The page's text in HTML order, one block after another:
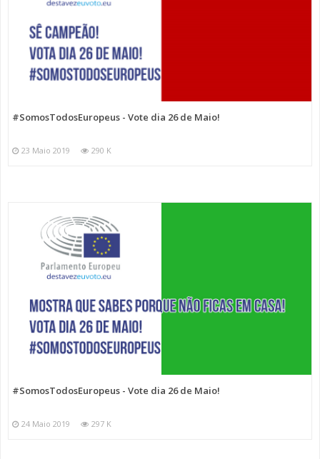
#SomosTodosEuropeus - Vote dia 26 de Maio!
23 Maio 2019 290 K
#SomosTodosEuropeus - Vote dia 26 de Maio!
24 Maio 2019 297 K